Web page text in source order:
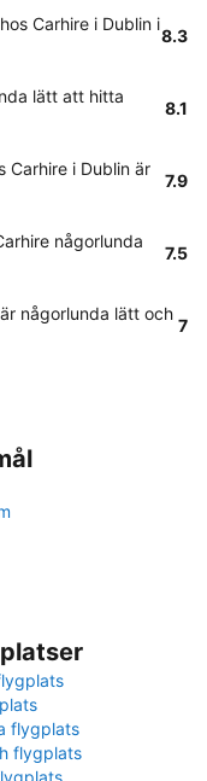
Carhire i Dublin i
8.3
lätt att hitta
8.1
Carhire i Dublin är
7.9
någorlunda
7.5
någorlunda lätt och
7
flygplats
flygplats